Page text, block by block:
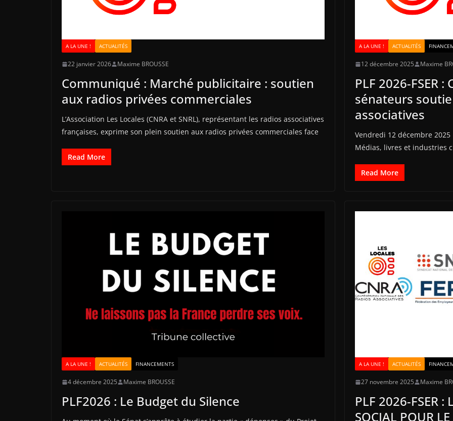
A LA UNE ! ACTUALITÉS
22 janvier 2026 Maxime BROUSSE
Communiqué : Marché publicitaire : soutien
aux radios privées commerciales
L’Association Les Locales (CNRA et SNRL), représentant les radios associatives
françaises, exprime son plein soutien aux radios privées commerciales face
Read More
A LA UNE ! ACTUALITÉS
12 décembre 2025 Maxime
PLF 2026-FSER
sénateurs
associatives
Vendredi 12 décembre
Médias, livres et industries
Read More
A LA UNE ! ACTUALITÉS FINANCEMENTS
4 décembre 2025 Maxime BROUSSE
PLF2026 : Le Budget du Silence
A LA UNE ! ACTUALITÉS
27 novembre 2025 Maxime
PLF 2026-FSER :
SOCIAL POUR